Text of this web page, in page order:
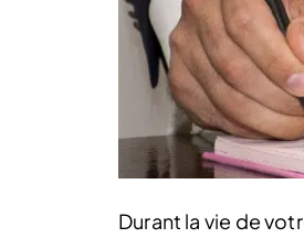
Durant la vie de